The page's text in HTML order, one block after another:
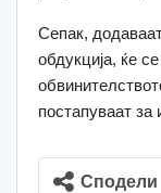
Сепак,
обдукција, ќе
постапуваат за
Сподели